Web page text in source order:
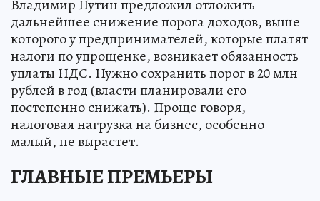
Владимир Путин предложил отложить
дальнейшее снижение порога доходов, выше
которого у предпринимателей, которые платят
налоги по упрощенке, возникает обязанность
уплаты НДС. Нужно сохранить порог в 20 млн
рублей в год (власти планировали его
постепенно снижать). Проще говоря,
налоговая нагрузка на бизнес, особенно
малый, не вырастет.
ГЛАВНЫЕ ПРЕМЬЕРЫ